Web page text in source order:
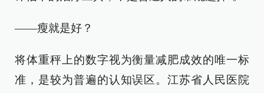
——瘦就是好？
将体重秤上的数字视为衡量减肥成效的唯一标
准，是较为普遍的认知误区。江苏省人民医院